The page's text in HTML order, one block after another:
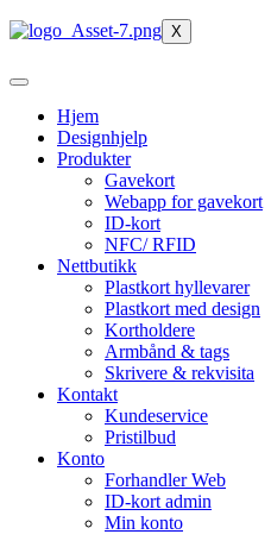
X
Hjem
Designhjelp
Produkter
Gavekort
Webapp for gavekort
ID-kort
NFC/ RFID
Nettbutikk
Plastkort hyllevarer
Plastkort med design
Kortholdere
Armbånd & tags
Skrivere & rekvisita
Kontakt
Kundeservice
Pristilbud
Konto
Forhandler Web
ID-kort admin
Min konto